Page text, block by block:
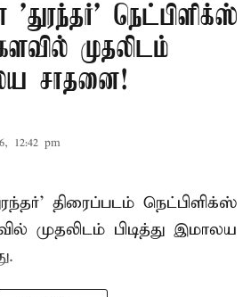
'துரந்தர்' நெட்பிளிக்ஸ்
முதலிடம்
சாதனை!
12:42 pm
திரைப்படம் நெட்பிளிக்ஸ்
முதலிடம் பிடித்து இமாலய